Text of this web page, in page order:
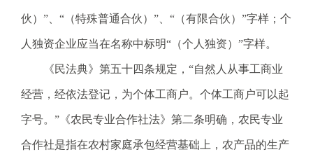
伙）”、“（特殊普通合伙）”、“（有限合伙）”字样；个
人独资企业应当在名称中标明“（个人独资）”字样。
《民法典》第五十四条规定，“自然人从事工商业
经营，经依法登记，为个体工商户。个体工商户可以起
字号。”《农民专业合作社法》第二条明确，农民专业
合作社是指在农村家庭承包经营基础上，农产品的生产